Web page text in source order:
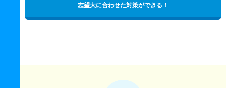
志望大に合わせた対策ができる！